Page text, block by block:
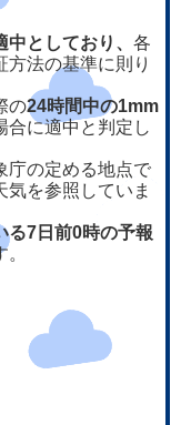
中としており、各
法の基準に則り
の24時間中の1mm
合に適中と判定し
庁の定める地点で
気を参照していま
る7日前0時の予報